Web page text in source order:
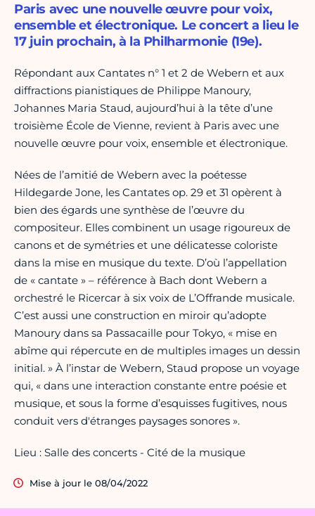
Paris avec une nouvelle œuvre pour voix,
ensemble et électronique. Le concert a lieu le
17 juin prochain, à la Philharmonie (19e).
Répondant aux Cantates n° 1 et 2 de Webern et aux
diffractions pianistiques de Philippe Manoury,
Johannes Maria Staud, aujourd’hui à la tête d’une
troisième École de Vienne, revient à Paris avec une
nouvelle œuvre pour voix, ensemble et électronique.
Nées de l’amitié de Webern avec la poétesse
Hildegarde Jone, les Cantates op. 29 et 31 opèrent à
bien des égards une synthèse de l’œuvre du
compositeur. Elles combinent un usage rigoureux de
canons et de symétries et une délicatesse coloriste
dans la mise en musique du texte. D’où l’appellation
de « cantate » – référence à Bach dont Webern a
orchestré le Ricercar à six voix de L’Offrande musicale.
C’est aussi une construction en miroir qu’adopte
Manoury dans sa Passacaille pour Tokyo, « mise en
abîme qui répercute en de multiples images un dessin
initial. » À l’instar de Webern, Staud propose un voyage
qui, « dans une interaction constante entre poésie et
musique, et sous la forme d’esquisses fugitives, nous
conduit vers d'étranges paysages sonores ».
Lieu : Salle des concerts - Cité de la musique
Mise à jour le 08/04/2022